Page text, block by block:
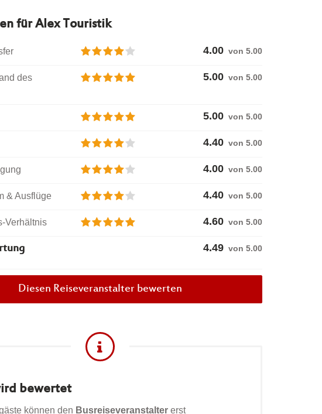
fürAlex Touristik
4.00 von 5.00
des
5.00 von 5.00
5.00 von 5.00
4.40 von 5.00
4.00 von 5.00
& Ausflüge 4.40 von 5.00
Verhältnis 4.60 von 5.00
4.49 von 5.00
Diesen Reiseveranstalter bewerten
bewertet
können den Busreiseveranstalter erst